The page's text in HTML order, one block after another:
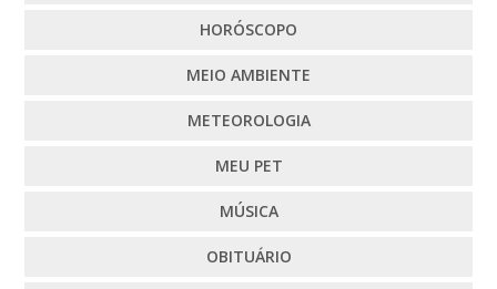
HORÓSCOPO
MEIO AMBIENTE
METEOROLOGIA
MEU PET
MÚSICA
OBITUÁRIO